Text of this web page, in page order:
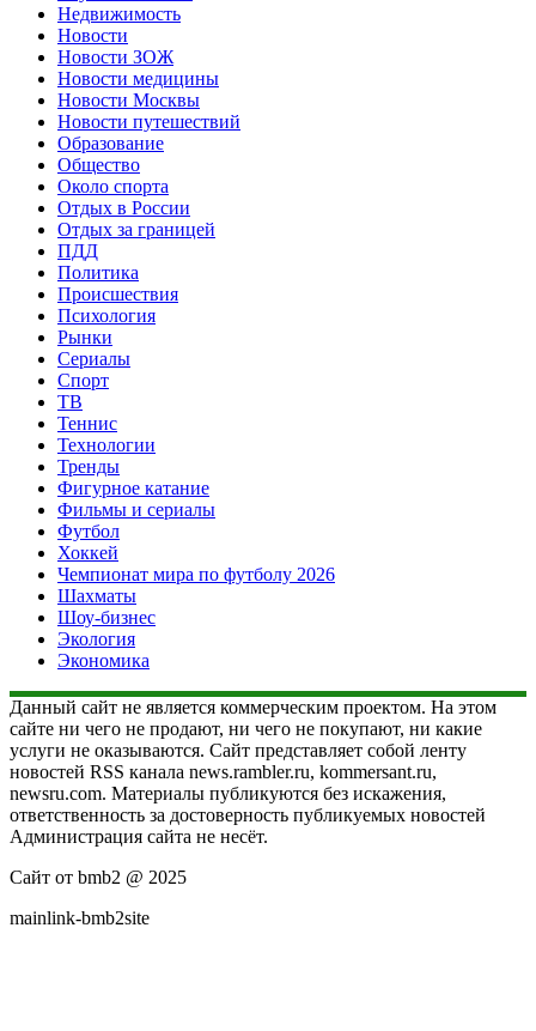
Недвижимость
Новости
Новости ЗОЖ
Новости медицины
Новости Москвы
Новости путешествий
Образование
Общество
Около спорта
Отдых в России
Отдых за границей
ПДД
Политика
Происшествия
Психология
Рынки
Сериалы
Спорт
ТВ
Теннис
Технологии
Тренды
Фигурное катание
Фильмы и сериалы
Футбол
Хоккей
Чемпионат мира по футболу 2026
Шахматы
Шоу-бизнес
Экология
Экономика
Данный сайт не является коммерческим проектом. На этом
сайте ни чего не продают, ни чего не покупают, ни какие
услуги не оказываются. Сайт представляет собой ленту
новостей RSS канала news.rambler.ru, kommersant.ru,
newsru.com. Материалы публикуются без искажения,
ответственность за достоверность публикуемых новостей
Администрация сайта не несёт.
Сайт от bmb2 @ 2025
mainlink-bmb2site